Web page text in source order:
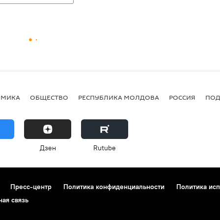
ОБЩЕСТВО РЕСПУБЛИКА МОЛДОВА РОССИЯ
Дзен Rutube
Пресс-центр Политика конфиденциальности
Политика
связь